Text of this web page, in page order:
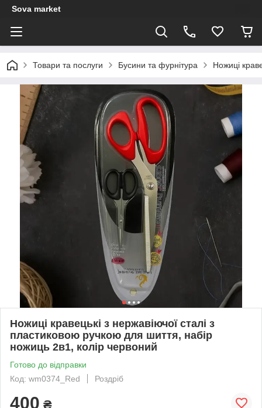
Sova market
Товари та послуги Бусини та фурнітура Ножиці
Ножиці кравецькі з нержавіючої сталі з
пластиковою ручкою для шиття, набір
ножиць 2в1, колір червоний
Готово до відправки
Код: wm0374_Red
Роздріб
400 ₴